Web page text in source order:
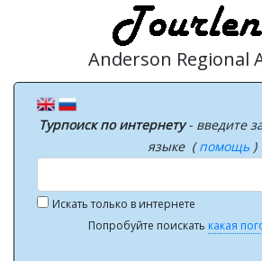
Anderson Regional
Турпоиск по интернету- введите
языке (помощь )
Искать только в интернете
Попробуйте поискать какая